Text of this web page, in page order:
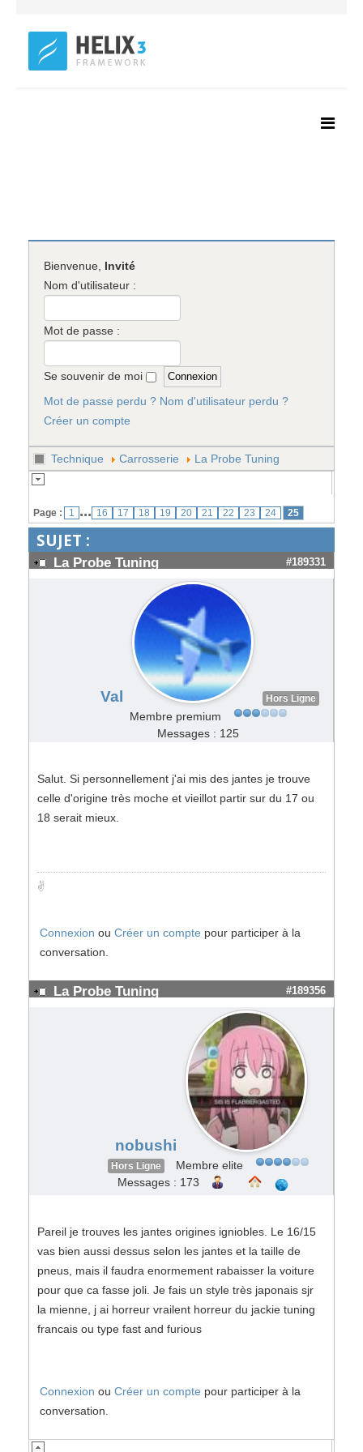
Bienvenue, Invité
Nom d'utilisateur :
Mot de passe :
Se souvenir de moi
Mot de passe perdu ? Nom d'utilisateur perdu ?
Créer un compte
Technique Carrosserie La Probe Tuning
Page : 1 ... 16 17 18 19 20 21 22 23 24 25
SUJET :
La Probe Tuning #189331
Val Hors Ligne
Membre premium
Messages : 125
Salut. Si personnellement j'ai mis des jantes je trouve
celle d'origine très moche et vieillot partir sur du 17 ou
18 serait mieux.
✌️
Connexion ou Créer un compte pour participer à la
conversation.
La Probe Tuning #189356
nobushi
Hors Ligne
Membre elite
Messages : 173
Pareil je trouves les jantes origines igniobles. Le 16/15
vas bien aussi dessus selon les jantes et la taille de
pneus, mais il faudra enormement rabaisser la voiture
pour que ca fasse joli. Je fais un style très japonais sjr
la mienne, j ai horreur vrailent horreur du jackie tuning
francais ou type fast and furious
Connexion ou Créer un compte pour participer à la
conversation.